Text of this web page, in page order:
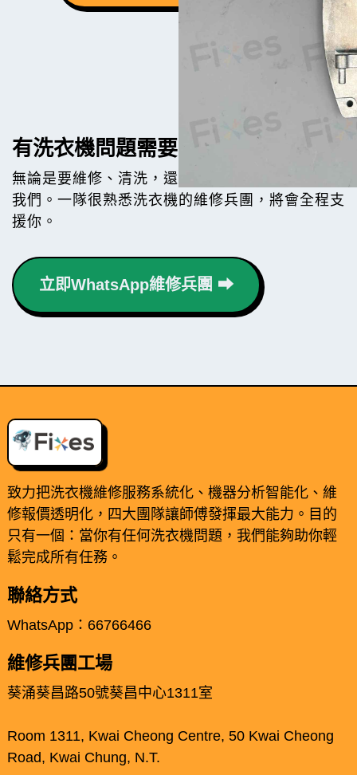
有洗衣機問題需要幫手？
無論是要維修、清洗，還是買機，都歡迎隨時聯絡
我們。一隊很熟悉洗衣機的維修兵團，將會全程支
援你。
立即WhatsApp維修兵團 ⮕
致力把洗衣機維修服務系統化、機器分析智能化、維
修報價透明化，四大團隊讓師傅發揮最大能力。目的
只有一個：當你有任何洗衣機問題，我們能夠助你輕
鬆完成所有任務。
聯絡方式
WhatsApp：66766466
維修兵團工場
葵涌葵昌路50號葵昌中心1311室
Room 1311, Kwai Cheong Centre, 50 Kwai Cheong
Road, Kwai Chung, N.T.